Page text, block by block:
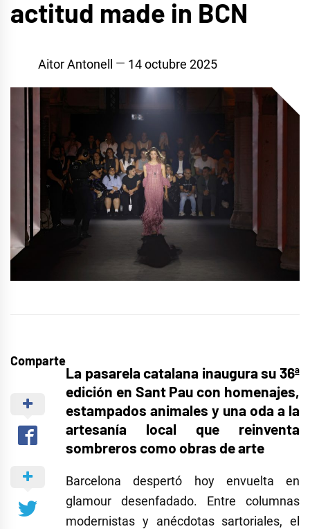
actitud made in BCN
Aitor Antonell 14 octubre 2025
Comparte
La pasarela catalana inaugura su 36ª
edición en Sant Pau con homenajes,
estampados animales y una oda a la
artesanía local que reinventa
sombreros como obras de arte
Barcelona despertó hoy envuelta en
glamour desenfadado. Entre columnas
modernistas y anécdotas sartoriales, el